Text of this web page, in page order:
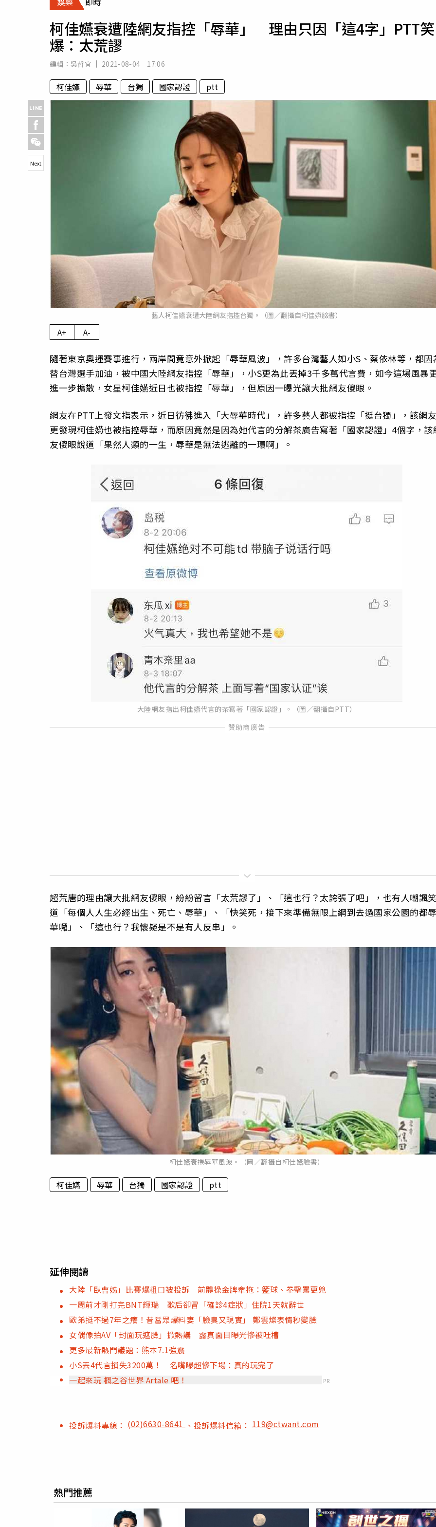
專欄
運勢
柯佳嬿衰遭陸網友指控「辱華」 理由只因「這4字」PTT笑
爆：太荒謬
編輯： 吳哲宜 2021-08-04 17:06
柯佳嬿 辱華 台獨 國家認證 ptt
藝人柯佳嬿衰遭大陸網友指控台獨。（圖／翻攝自柯佳嬿臉書）
Next
A+ A-
隨著東京奧運賽事進行，兩岸間竟意外掀起「辱華風波」，許多台灣藝人如小S、蔡依林等，都因
替台灣選手加油，被中國大陸網友指控「辱華」，小S更為此丟掉3千多萬代言費，如今這場風暴
進一步擴散，女星柯佳嬿近日也被指控「辱華」，但原因一曝光讓大批網友傻眼。
網友在PTT上發文指表示，近日彷彿進入「大辱華時代」，許多藝人都被指控「挺台獨」，該網友
更發現柯佳嬿也被指控辱華，而原因竟然是因為她代言的分解茶廣告寫著「國家認證」4個字，該
友傻眼說道「果然人類的一生，辱華是無法逃離的一環啊」。
大陸網友指出柯佳嬿代言的茶寫著「國家認證」。（圖／翻攝自PTT）
超荒唐的理由讓大批網友傻眼，紛紛留言「太荒謬了」、「這也行？太誇張了吧」，也有人嘲諷
道「每個人人生必經出生、死亡、辱華」、「快笑死，接下來準備無限上綱到去過國家公園的都
華囉」、「這也行？我懷疑是不是有人反串」。
柯佳嬿衰捲辱華風波。（圖／翻攝自柯佳嬿臉書）
柯佳嬿 辱華 台獨 國家認證 ptt
延伸閱讀
大陸「臥曹姊」比賽爆粗口被投訴 前體操金牌牽拖：籃球、拳擊罵更兇
一周前才剛打完BNT輝瑞 歌后卻冒「確診4症狀」住院1天就辭世
歐弟挺不過7年之癢！昔當眾爆料妻「臉臭又現實」 鄭雲燦表情秒變臉
女偶像拍AV「封面玩遮臉」掀熱議 露真面目曝光慘被吐槽
更多最新熱門議題：熊本7.1強震
小S丟4代言損失3200萬！ 名嘴曝超慘下場：真的玩完了
一起來玩 楓之谷世界 Artale 吧！
PR
投訴爆料專線： (02)6630-8641 、投訴爆料信箱：119@ctwant.com
熱門推薦
PR